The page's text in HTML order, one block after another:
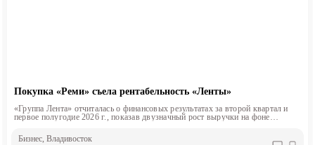
Покупка «Реми» съела рентабельность «Ленты»
«Группа Лента» отчиталась о финансовых результатах за второй квартал и
первое полугодие 2026 г., показав двузначный рост выручки на фоне
Бизнес, Владивосток